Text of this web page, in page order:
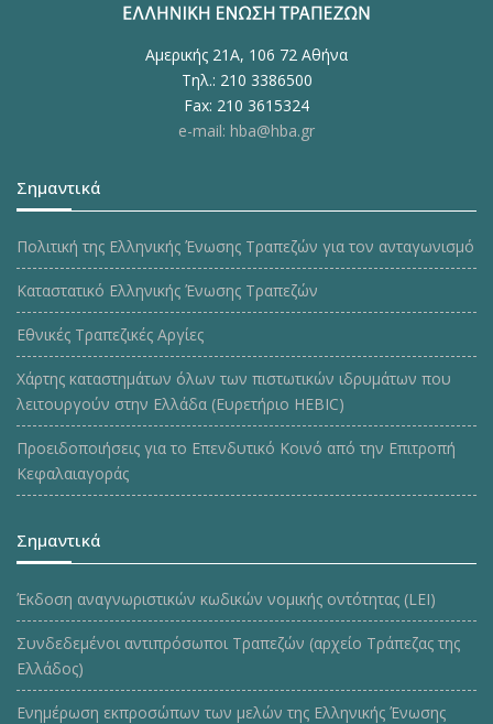
Αμερικής 21Α, 106 72 Αθήνα
Τηλ.: 210 3386500
Fax: 210 3615324
e-mail: hba@hba.gr
Σημαντικά
Πολιτική της Ελληνικής Ένωσης Τραπεζών για τον ανταγωνισμό
Καταστατικό Ελληνικής Ένωσης Τραπεζών
Εθνικές Τραπεζικές Αργίες
Χάρτης καταστημάτων όλων των πιστωτικών ιδρυμάτων που
λειτουργούν στην Ελλάδα (Ευρετήριο HEBIC)
Προειδοποιήσεις για το Επενδυτικό Κοινό από την Επιτροπή
Κεφαλαιαγοράς
Σημαντικά
Έκδοση αναγνωριστικών κωδικών νομικής οντότητας (LEI)
Συνδεδεμένοι αντιπρόσωποι Τραπεζών (αρχείο Τράπεζας της
Ελλάδος)
Ενημέρωση εκπροσώπων των μελών της Ελληνικής Ένωσης